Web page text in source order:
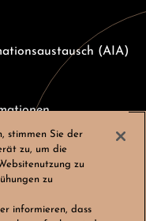
(AIA)
Einlagensicherung
stimmen Sie der
zu, um die
zu
zu
informieren, dass